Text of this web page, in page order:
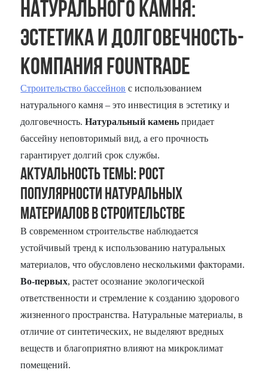
натурального камня:
эстетика и долговечность-
компания Fountrade
Строительство бассейнов с использованием
натурального камня – это инвестиция в эстетику и
долговечность.Натуральный камень придает
бассейну неповторимый вид, а его прочность
гарантирует долгий срок службы.
Актуальность темы: Рост
популярности натуральных
материалов в строительстве
В современном строительстве наблюдается
устойчивый тренд к использованию натуральных
материалов, что обусловлено несколькими факторами.
Во-первых, растет осознание экологической
ответственности и стремление к созданию здорового
жизненного пространства. Натуральные материалы, в
отличие от синтетических, не выделяют вредных
веществ и благоприятно влияют на микроклимат
помещений.